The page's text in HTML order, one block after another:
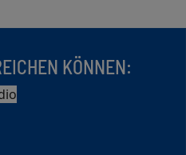
KÖNNEN: